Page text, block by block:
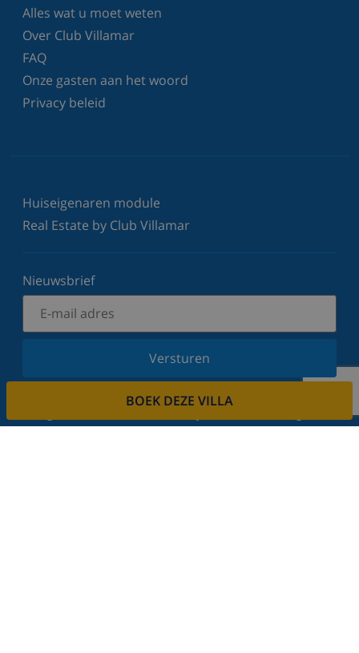
BOEK DEZE VILLA
Alles wat u moet weten
Over Club Villamar
FAQ
Onze gasten aan het woord
Privacy beleid
Huiseigenaren module
Real Estate by Club Villamar
Nieuwsbrief
Versturen
Schrijf u in voor onze nieuwsbrief en blijf op de
Wij respecteren uw privacy.